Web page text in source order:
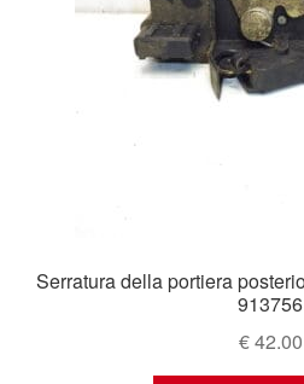
Serratura della portiera
913756
€42.00